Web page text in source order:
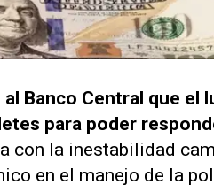
Banco Central que el
para poder
con la inestabilidad
en el manejo de la